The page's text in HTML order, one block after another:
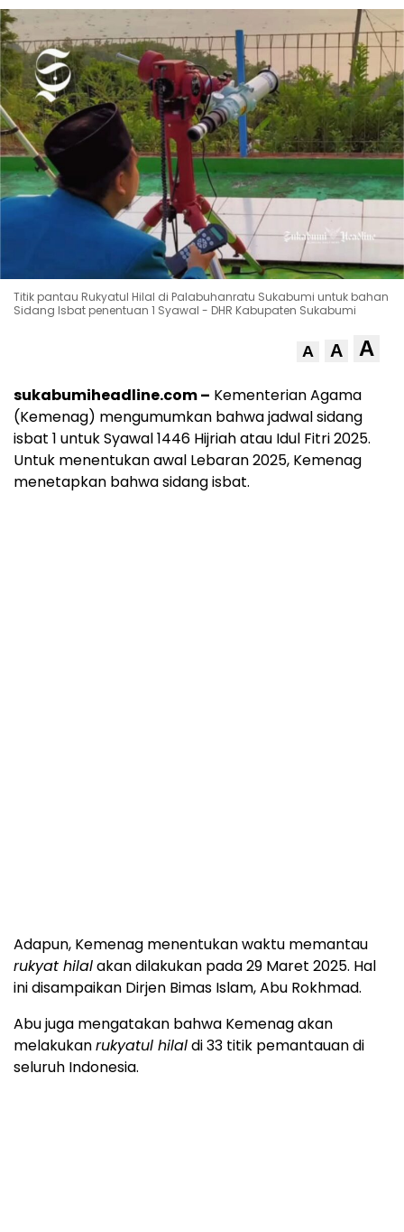
Titik pantau Rukyatul Hilal di Palabuhanratu Sukabumi untuk bahan
Sidang Isbat penentuan 1 Syawal - DHR Kabupaten Sukabumi
A A A
sukabumiheadline.com – Kementerian Agama
(Kemenag) mengumumkan bahwa jadwal sidang
isbat 1 untuk Syawal 1446 Hijriah atau Idul Fitri 2025.
Untuk menentukan awal Lebaran 2025, Kemenag
menetapkan bahwa sidang isbat.
Adapun, Kemenag menentukan waktu memantau
rukyat hilalakan dilakukan pada 29 Maret 2025. Hal
ini disampaikan Dirjen Bimas Islam, Abu Rokhmad.
Abu juga mengatakan bahwa Kemenag akan
melakukanrukyatul hilaldi 33 titik pemantauan di
seluruh Indonesia.